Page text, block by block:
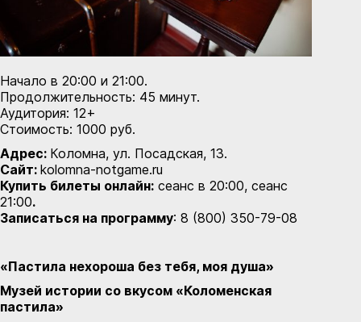
Начало в 20:00 и 21:00.
Продолжительность: 45 минут.
Аудитория: 12+
Стоимость: 1000 руб.
Адрес: Коломна, ул. Посадская, 13.
Сайт: kolomna-notgame.ru
Купить билеты онлайн: сеанс в 20:00, сеанс
21:00.
Записаться на программу: 8 (800) 350-79-08
«Пастила нехороша без тебя, моя душа»
Музей истории со вкусом «Коломенская
пастила»